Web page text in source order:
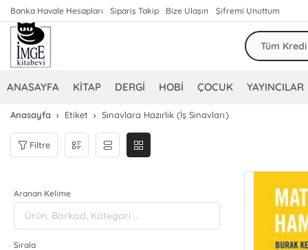
Banka Havale Hesapları Sipariş Takip Bize Ulaşın Şifremi Unuttum
ANASAYFA KİTAP DERGİ HOBİ ÇOCUK YAYINCILAR
Anasayfa Etiket Sınavlara Hazırlık (İş Sınavları)
Filtre
Aranan Kelime
Sırala